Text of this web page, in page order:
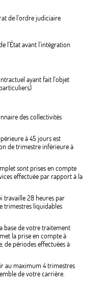
de l'ordre judiciaire
l'État avant l'intégration
ayant fait l'objet
des collectivités
à 45 jours est
de trimestre inférieure à
sont prises en compte
effectuée par rapport à la
travaille 28 heures par
trimestres liquidables
base de votre traitement
la prise en compte à
de périodes effectuées à
au maximum 4 trimestres
de votre carrière.